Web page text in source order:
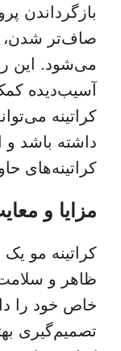
بازگرداندن
صاف‌تر شدن،
می‌شود. این
آسیب‌دیده
کراتینه
داشته باشد و
کراتینه‌های
مزایا و
کراتینه مو
ظاهر و
خاص خود را
تصمیم‌گیری